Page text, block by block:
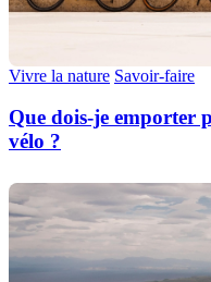
Vivre la nature Savoir-faire
Que dois-je emporter
vélo ?